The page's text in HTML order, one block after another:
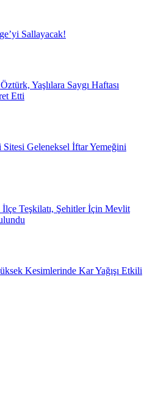
Sallayacak!
Yaşlılara Saygı Haftası
Etti
Geleneksel İftar Yemeğini
Teşkilatı, Şehitler İçin Mevlit
Kesimlerinde Kar Yağışı Etkili